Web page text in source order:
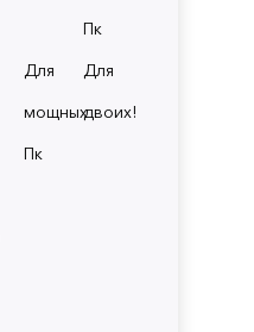
Пк
Для
мощных
Пк
Для
двоих!